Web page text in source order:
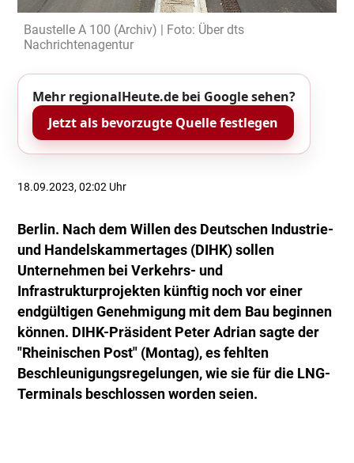
Baustelle A 100 (Archiv) | Foto: Über dts
Nachrichtenagentur
Mehr regionalHeute.de bei Google sehen?
Jetzt als bevorzugte Quelle festlegen
18.09.2023, 02:02 Uhr
Berlin. Nach dem Willen des Deutschen Industrie-
und Handelskammertages (DIHK) sollen
Unternehmen bei Verkehrs- und
Infrastrukturprojekten künftig noch vor einer
endgültigen Genehmigung mit dem Bau beginnen
können. DIHK-Präsident Peter Adrian sagte der
"Rheinischen Post" (Montag), es fehlten
Beschleunigungsregelungen, wie sie für die LNG-
Terminals beschlossen worden seien.